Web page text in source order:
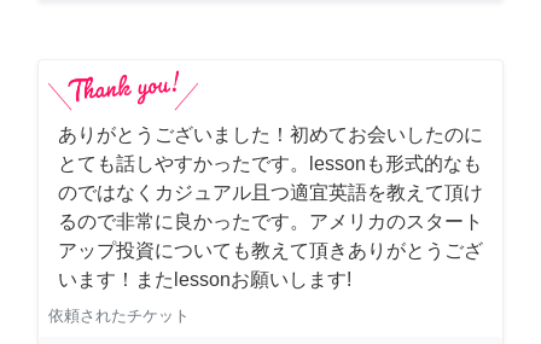
ありがとうございました！初めてお会いしたのに
とても話しやすかったです。lessonも形式的なも
のではなくカジュアル且つ適宜英語を教えて頂け
るので非常に良かったです。アメリカのスタート
アップ投資についても教えて頂きありがとうござ
います！またlessonお願いします!
依頼されたチケット